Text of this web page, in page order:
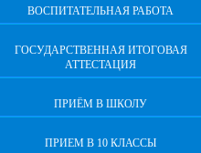
ВОСПИТАТЕЛЬНАЯ РАБОТА
ГОСУДАРСТВЕННАЯ ИТОГОВАЯ
АТТЕСТАЦИЯ
ПРИЁМ В ШКОЛУ
ПРИЕМ В 10 КЛАССЫ